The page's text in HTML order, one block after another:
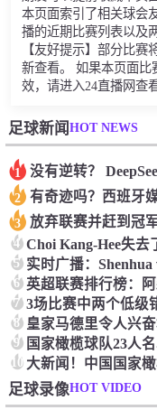
本页面索引了相关球会
播的近期比赛列表以及
【友好提示】部分比赛
新查看。 如果本页面比
效，请进入24直播网查
足球新闻HOT NEWS
1
2
3
4
5
6 英超联赛排行榜：
7
8
9
10
足球录像HOT VIDEO